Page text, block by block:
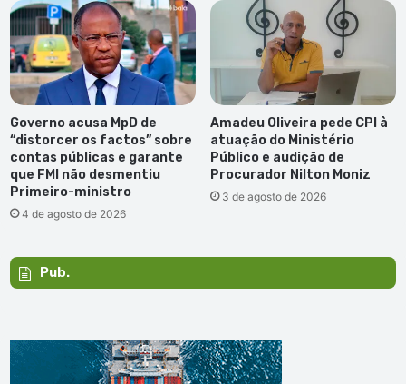
Governo acusa MpD de
“distorcer os factos” sobre
contas públicas e garante
que FMI não desmentiu
Primeiro-ministro
4 de agosto de 2026
Amadeu Oliveira pede CPI à
atuação do Ministério
Público e audição de
Procurador Nilton Moniz
3 de agosto de 2026
Pub.